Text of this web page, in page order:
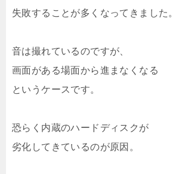
失敗することが多くなってきました。
音は撮れているのですが、
画面がある場面から進まなくなる
というケースです。
恐らく内蔵のハードディスクが
劣化してきているのが原因。